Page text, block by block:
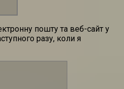
пошту та веб-сайт у
разу, коли я